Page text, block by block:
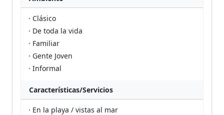
· Clásico
· De toda la vida
· Familiar
· Gente Joven
· Informal
Características/Servicios
· En la playa / vistas al mar